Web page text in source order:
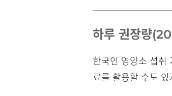
하루 권장량
한국인 영양소 섭취
료를 활용할 수도